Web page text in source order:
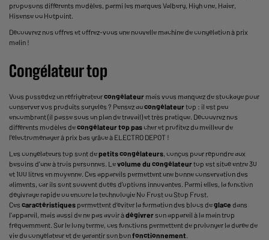
proposons différents modèles, parmi les marques Valberg, High one, Haier,
Hisense ou Hotpoint.
Découvrez nos offres et offrez-vous une nouvelle machine de congélation à prix
malin !
Congélateur top
Vous possédez un réfrigérateurcongélateur mais vous manquez de stockage pour
conserver vos produits surgelés ? Pensez aucongélateurtop : il est peu
encombrant (il passe sous un plan de travail) et très pratique. Découvrez nos
différents modèles decongélateur top pascher et profitez du meilleur de
l'électroménager à prix bas grâce à ELECTRO DEPOT !
Les congélateurs top sont depetits congélateurs, conçus pour répondre aux
besoins d’une à trois personnes. Levolume du congélateurtop est situé entre 30
et 100 litres en moyenne. Ces appareils permettent une bonne conservation des
aliments, car ils sont souvent dotés d’options innovantes. Parmi elles, la fonction
dégivrage rapide ou encore la technologie No Frost ou Stop Frost.
Ces caractéristiques permettent d’éviter la formation des blocs deglace dans
l’appareil, mais aussi de ne pas avoir àdégivrerson appareil à la main trop
fréquemment. Sur le long terme, ces fonctions permettent de prolonger la durée de
vie du congélateur et de garantir son bonfonctionnement.